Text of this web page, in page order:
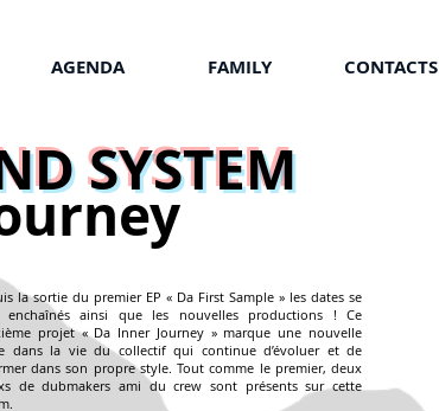
AGENDA FAMILY CONTACTS
SYSTEM
la sortie du premier EP « Da First Sample » les dates se
enchaînés ainsi que les nouvelles productions ! Ce
projet « Da Inner Journey » marque une nouvelle
dans la vie du collectif qui continue d’évoluer et de
dans son propre style. Tout comme le premier, deux
de dubmakers ami du crew sont présents sur cette